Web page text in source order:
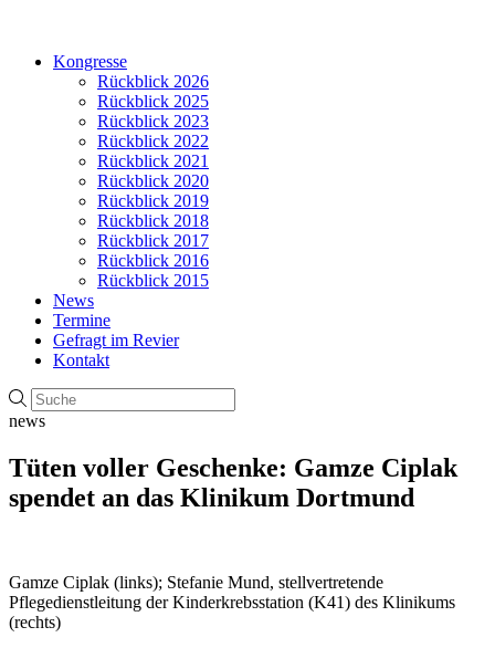
Kongresse
Rückblick 2026
Rückblick 2025
Rückblick 2023
Rückblick 2022
Rückblick 2021
Rückblick 2020
Rückblick 2019
Rückblick 2018
Rückblick 2017
Rückblick 2016
Rückblick 2015
News
Termine
Gefragt im Revier
Kontakt
news
Tüten voller Geschenke: Gamze Ciplak
spendet an das Klinikum Dortmund
Gamze Ciplak (links); Stefanie Mund, stellvertretende
Pflegedienstleitung der Kinderkrebsstation (K41) des Klinikums
(rechts)